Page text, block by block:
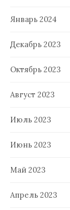
Январь 2024
Декабрь 2023
Октябрь 2023
Август 2023
Июль 2023
Июнь 2023
Май 2023
Апрель 2023